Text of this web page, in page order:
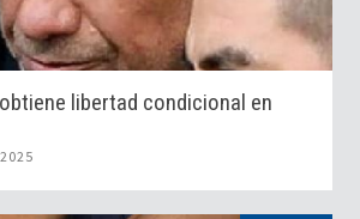
libertad condicional en